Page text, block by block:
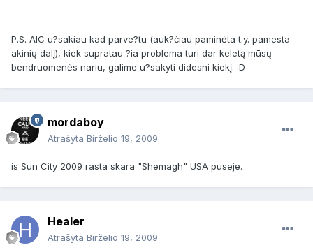
P.S. AIC u?sakiau kad parve?tu (auk?čiau paminėta t.y. pamesta
akinių dalį), kiek supratau ?ia problema turi dar keletą mūsų
bendruomenės nariu, galime u?sakyti didesni kiekį. :D
mordaboy
Atrašyta Birželio 19, 2009
is Sun City 2009 rasta skara "Shemagh" USA puseje.
Healer
Atrašyta Birželio 19, 2009